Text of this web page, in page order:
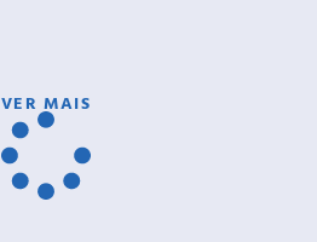
VER MAIS